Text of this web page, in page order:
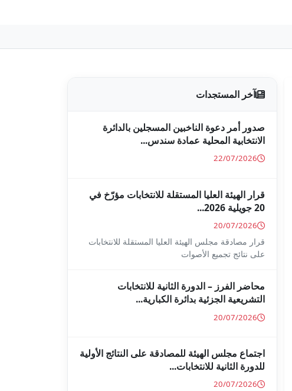
آخر المستجدات
صدور أمر دعوة الناخبين المسجلين بالدائرة
الانتخابية المحلية عمادة سندس...
22/07/2026
قرار الهيئة العليا المستقلة للانتخابات مؤرّخ في
20 جويلية 2026...
20/07/2026
قرار مصادقة مجلس الهيئة العليا المستقلة للانتخابات
على نتائج تجميع الأصوات
محاضر الفرز – الدورة الثانية للانتخابات
التشريعية الجزئية بدائرة الكبارية...
20/07/2026
اجتماع مجلس الهيئة للمصادقة على النتائج الأولية
للدورة الثانية للانتخابات...
20/07/2026